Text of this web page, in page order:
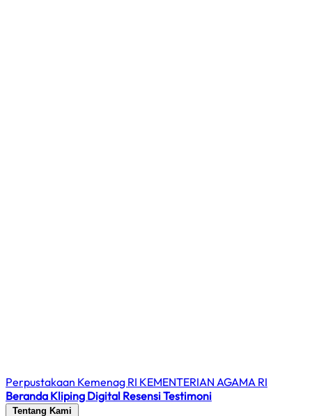
Perpustakaan Kemenag RI KEMENTERIAN AGAMA RI
Beranda Kliping Digital ResensiTestimoni
Tentang Kami